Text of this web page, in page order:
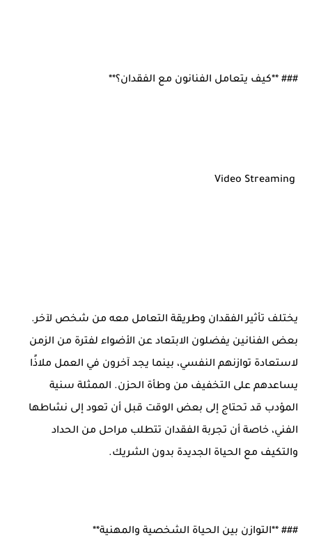
### **كيف يتعامل الفنانون مع الفقدان؟**
يختلف تأثير الفقدان وطريقة التعامل معه من شخص لآخر.
بعض الفنانين يفضلون الابتعاد عن الأضواء لفترة من الزمن
لاستعادة توازنهم النفسي، بينما يجد آخرون في العمل ملاذًا
يساعدهم على التخفيف من وطأة الحزن. الممثلة سنية
المؤدب قد تحتاج إلى بعض الوقت قبل أن تعود إلى نشاطها
الفني، خاصة أن تجربة الفقدان تتطلب مراحل من الحداد
والتكيف مع الحياة الجديدة بدون الشريك.
### **التوازن بين الحياة الشخصية والمهنية**